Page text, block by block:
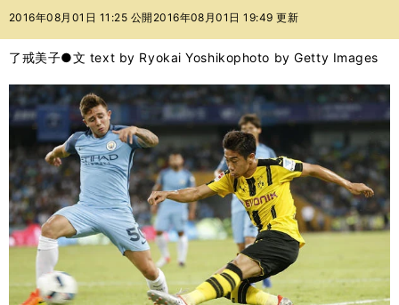
バ
2016年08月01日 11:25 公開 2016年08月01日 19:49 更新
了戒美子●文 text by Ryokai Yoshikophoto by Getty Images